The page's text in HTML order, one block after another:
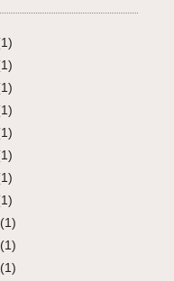
(1)
(1)
(1)